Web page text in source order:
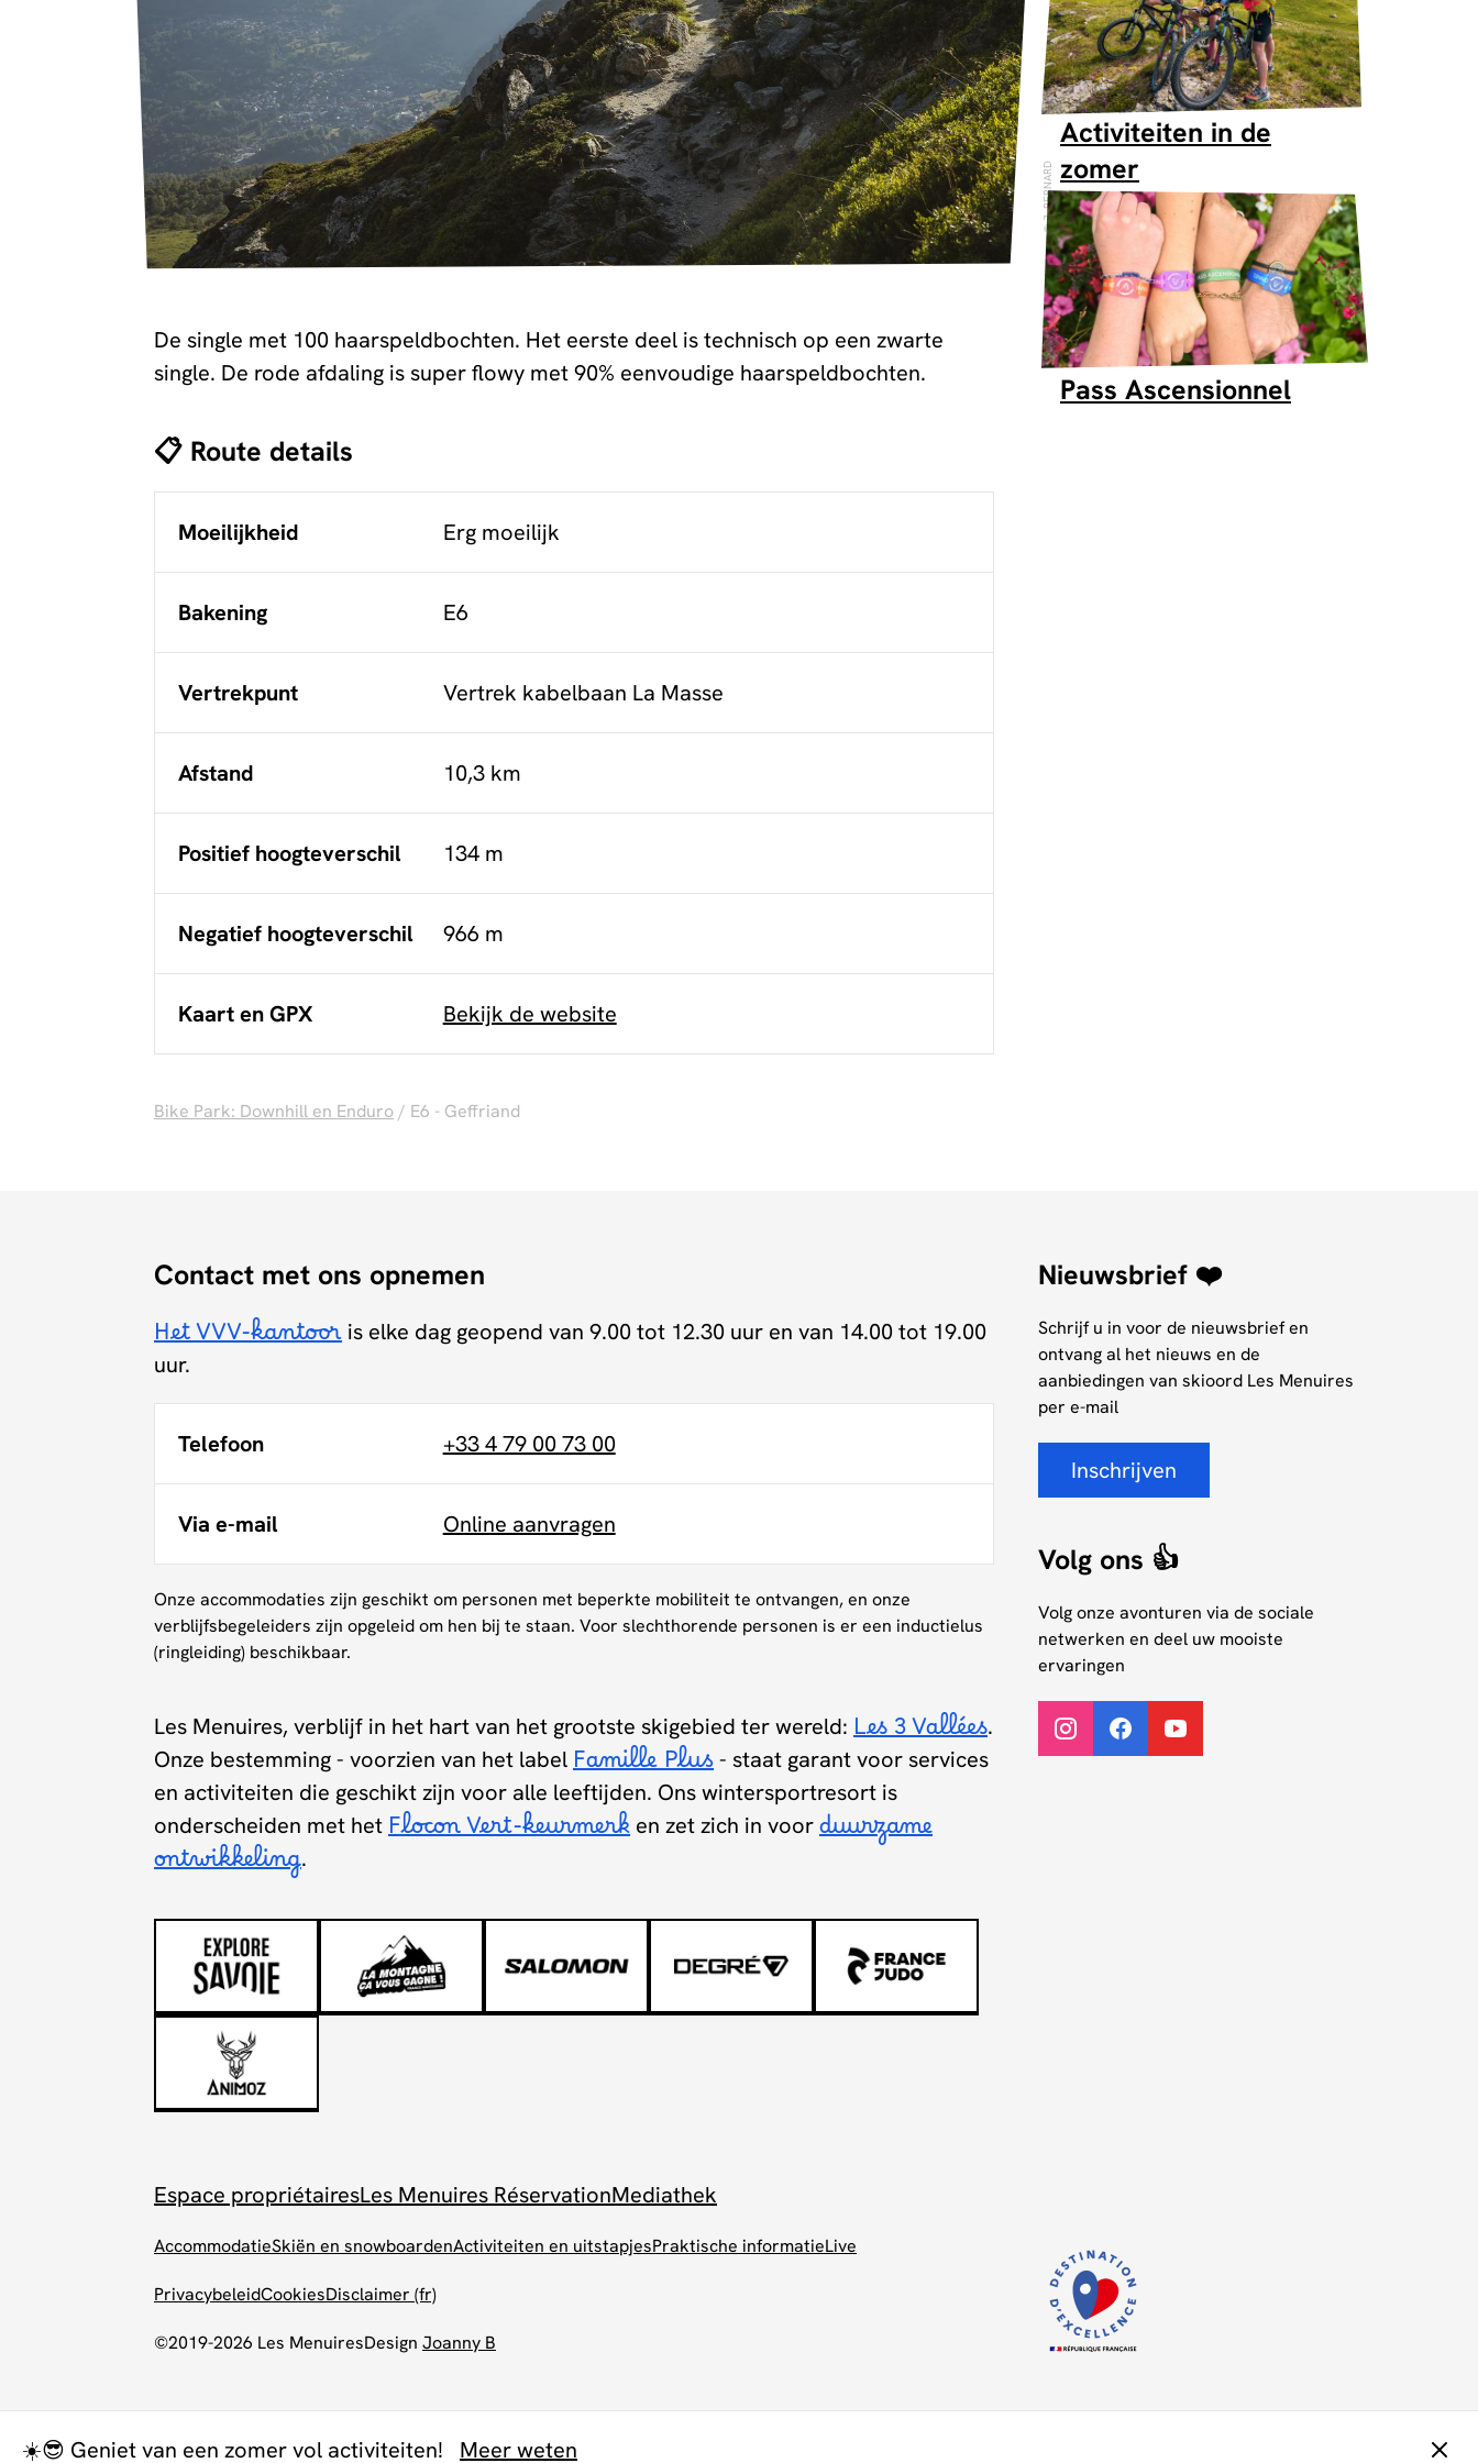
J. BERNARD
De single met 100 haarspeldbochten. Het eerste deel is technisch op een zwarte
single. De rode afdaling is super flowy met 90% eenvoudige haarspeldbochten.
📋 Route details
Moeilijkheid Erg moeilijk
Bakening E6
Vertrekpunt Vertrek kabelbaan La Masse
Afstand 10,3 km
Positief hoogteverschil 134 m
Negatief hoogteverschil 966 m
Kaart en GPX Bekijk de website
Bike Park: Downhill en Enduro / E6 - Geffriand
Activiteiten in de
zomer
Pass Ascensionnel
Contact met ons opnemen
Het VVV-kantoor is elke dag geopend van 9.00 tot 12.30 uur en van 14.00 tot 19.00
uur.
Telefoon +33 4 79 00 73 00
Via e-mail Online aanvragen
Onze accommodaties zijn geschikt om personen met beperkte mobiliteit te ontvangen, en onze
verblijfsbegeleiders zijn opgeleid om hen bij te staan. Voor slechthorende personen is er een inductielus
(ringleiding) beschikbaar.
Les Menuires, verblijf in het hart van het grootste skigebied ter wereld: Les 3 Vallées.
Onze bestemming - voorzien van het labelFamille Plus- staat garant voor services
en activiteiten die geschikt zijn voor alle leeftijden. Ons wintersportresort is
onderscheiden met hetFlocon Vert-keurmerk en zet zich in voorduurzame
ontwikkeling.
Nieuwsbrief ❤️
Schrijf u in voor de nieuwsbrief en
ontvang al het nieuws en de
aanbiedingen van skioord Les Menuires
per e-mail
Inschrijven
Volg ons 👍
Volg onze avonturen via de sociale
netwerken en deel uw mooiste
ervaringen
Espace propriétairesLes Menuires RéservationMediathek
AccommodatieSkiën en snowboardenActiviteiten en uitstapjesPraktische informatieLive
PrivacybeleidCookiesDisclaimer (fr)
©2019-2026 Les MenuiresDesign Joanny B
☀️😎 Geniet van een zomer vol activiteiten! Meer weten